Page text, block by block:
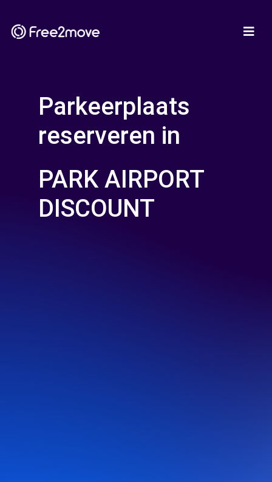
Parkeerplaats
reserveren in
PARK AIRPORT
DISCOUNT